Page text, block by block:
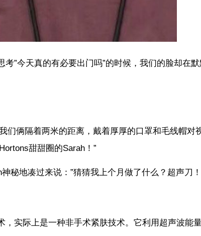
”今天真的有必要出门吗”的时候，我们的脸却在
们俩隔着两米的距离，戴着厚厚的口罩和毛线帽
甜甜圈的Sarah！”
秘地凑过来说：”猜猜我上个月做了什么？超声刀
实际上是一种非手术紧肤技术。它利用超声波